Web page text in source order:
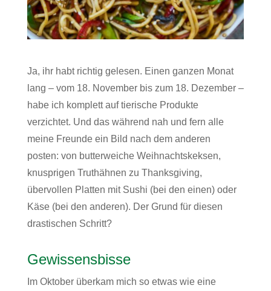
Ja, ihr habt richtig gelesen. Einen ganzen Monat
lang – vom 18. November bis zum 18. Dezember –
habe ich komplett auf tierische Produkte
verzichtet. Und das während nah und fern alle
meine Freunde ein Bild nach dem anderen
posten: von butterweiche Weihnachtskeksen,
knusprigen Truthähnen zu Thanksgiving,
übervollen Platten mit Sushi (bei den einen) oder
Käse (bei den anderen). Der Grund für diesen
drastischen Schritt?
Gewissensbisse
Im Oktober überkam mich so etwas wie eine